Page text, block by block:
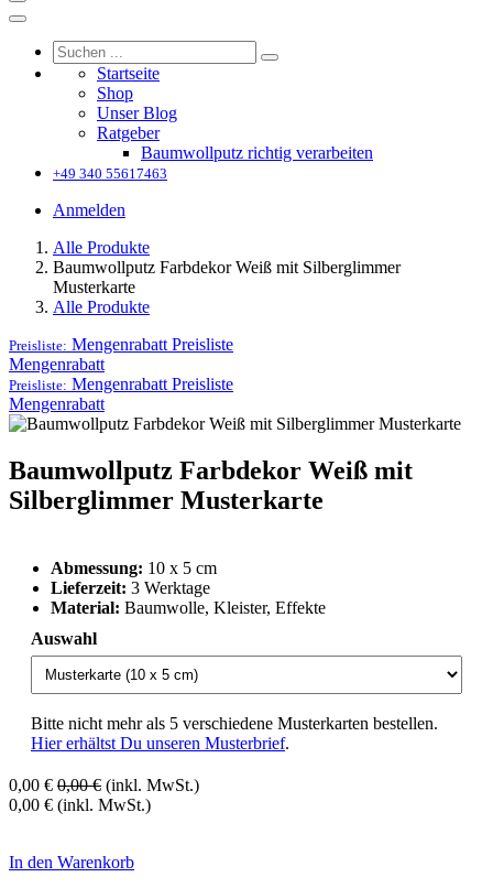
Startseite
Shop
Unser Blog
Ratgeber
Baumwollputz richtig verarbeiten
+49 340 55617463
Anmelden
Alle Produkte
Baumwollputz Farbdekor Weiß mit Silberglimmer
Musterkarte
Alle Produkte
Preisliste: Mengenrabatt Preisliste
Mengenrabatt
Preisliste: Mengenrabatt Preisliste
Mengenrabatt
Baumwollputz Farbdekor Weiß mit
Silberglimmer Musterkarte
Abmessung: 10 x 5 cm
Lieferzeit: 3 Werktage
Material: Baumwolle, Kleister, Effekte
Auswahl
Bitte nicht mehr als 5 verschiedene Musterkarten bestellen.
Hier erhältst Du unseren Musterbrief.
0,00 € 0,00€ (inkl. MwSt.)
0,00 € (inkl. MwSt.)
In den Warenkorb